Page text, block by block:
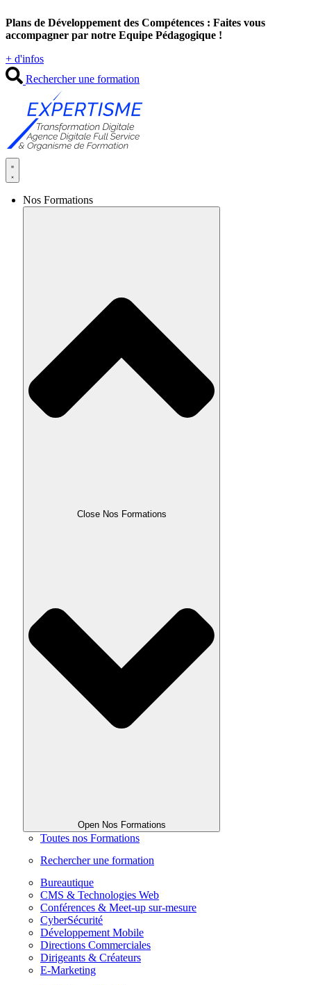
au
contenu
Plans de Développement des Compétences : Faites vous
accompagner par notre Equipe Pédagogique !
+ d'infos
Rechercher une formation
Nos Formations
Close Nos Formations
Open Nos Formations
Toutes nos Formations
Rechercher une formation
Bureautique
CMS & Technologies Web
Conférences & Meet-up sur-mesure
CyberSécurité
Développement Mobile
Directions Commerciales
Dirigeants & Créateurs
E-Marketing